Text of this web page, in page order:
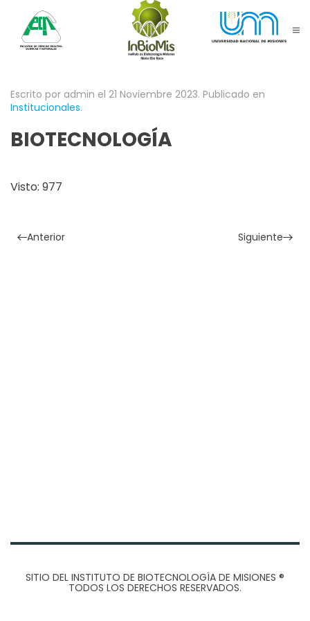
Skip to main content
Escrito por admin el 21 Noviembre 2023. Publicado en
Institucionales.
BIOTECNOLOGÍA
Visto: 977
Anterior Siguiente
SITIO DEL INSTITUTO DE BIOTECNOLOGÍA DE MISIONES ®
TODOS LOS DERECHOS RESERVADOS.